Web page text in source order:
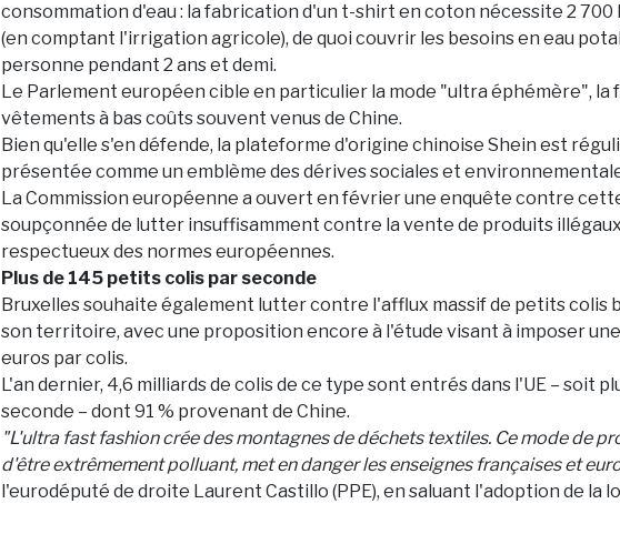
consommation d'eau : la fabrication d'un t-shirt en coton nécessite 2 700
(en comptant l'irrigation agricole), de quoi couvrir les besoins en eau
personne pendant 2 ans et demi.
Le Parlement européen cible en particulier la mode "ultra éphémère", la
vêtements à bas coûts souvent venus de Chine.
Bien qu'elle s'en défende, la plateforme d'origine chinoise Shein est
présentée comme un emblème des dérives sociales et
La Commission européenne a ouvert en février une enquête contre
soupçonnée de lutter insuffisamment contre la vente de produits
respectueux des normes européennes.
Plus de 145 petits colis par seconde
Bruxelles souhaite également lutter contre l'afflux massif de petits colis
son territoire, avec une proposition encore à l'étude visant à imposer
euros par colis.
L'an dernier, 4,6 milliards de colis de ce type sont entrés dans l'UE – soit
seconde – dont 91 % provenant de Chine.
"L'ultra fast fashion crée des montagnes de déchets textiles. Ce mode de
d'être extrêmement polluant, met en danger les enseignes françaises et
l'eurodéputé de droite Laurent Castillo (PPE), en saluant l'adoption de la